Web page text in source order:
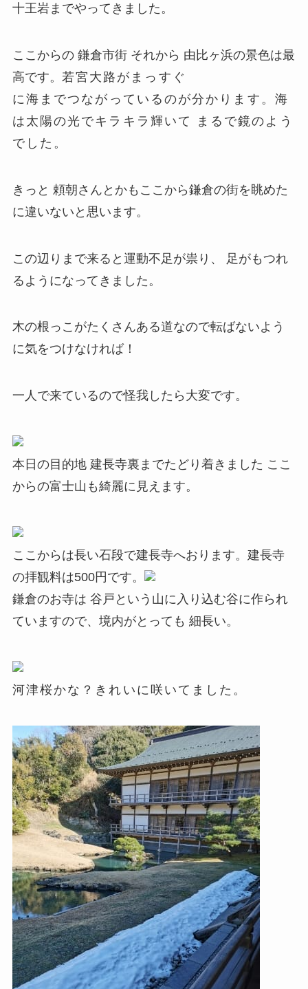
十王岩までやってきました。
ここからの 鎌倉市街 それから 由比ヶ浜の景色は最
高です。 若宮大路がまっすぐ
に海までつながっているのが分かります。 海
は太陽の光でキラキラ輝いて まるで鏡のよう
でした。
きっと 頼朝さんとかもここから鎌倉の街を眺めた
に違いないと思います。
この辺りまで来ると運動不足が祟り、 足がもつれ
るようになってきました。
木の根っこがたくさんある道なので転ばないよう
に気をつけなければ！
一人で来ているので怪我したら大変です。
本日の目的地 建長寺裏までたどり着きました ここ
からの富士山も綺麗に見えます。
ここからは長い石段で建長寺へおります。建長寺
の拝観料は500円です。
鎌倉のお寺は 谷戸という山に入り込む谷に作られ
ていますので、境内がとっても 細長い。
河津桜かな？きれいに咲いてました。